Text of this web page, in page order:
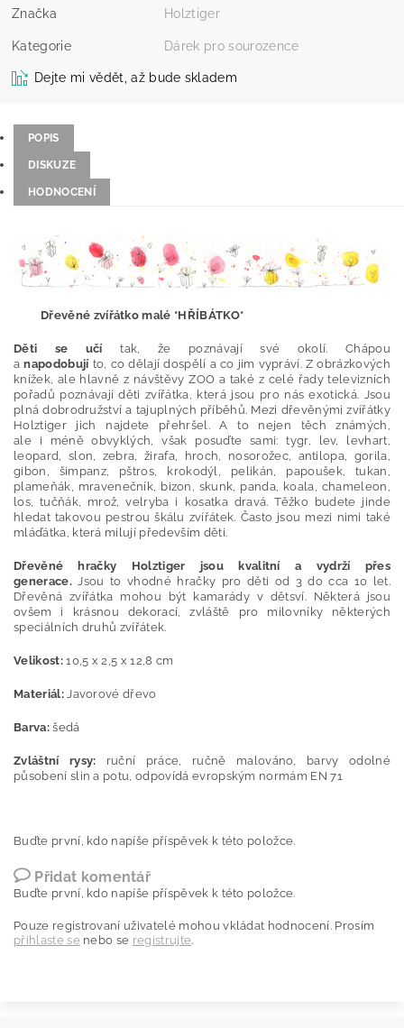
Značka Holztiger
Kategorie Dárek pro sourozence
Dejte mi vědět, až bude skladem
POPIS
DISKUZE
HODNOCENÍ
Dřevěné zvířátko malé *HŘÍBÁTKO*
Děti se učítak, že poznávají své okolí. Chápou
anapodobujíto, co dělají dospělí a co jim vypráví. Z obrázkových
knížek, ale hlavně z návštěvy ZOO a také z celé řady televizních
pořadů poznávají děti zvířátka, která jsou pro nás exotická. Jsou
plná dobrodružství a tajuplných příběhů. Mezi dřevěnými zvířátky
Holztiger jich najdete přehršel. A to nejen těch známých,
ale i méně obvyklých, však posuďte sami: tygr, lev, levhart,
leopard, slon, zebra, žirafa, hroch, nosorožec, antilopa, gorila,
gibon, šimpanz, pštros, krokodýl, pelikán, papoušek, tukan,
plameňák, mravenečník, bizon, skunk, panda, koala, chameleon,
los, tučňák, mrož, velryba i kosatka dravá. Těžko budete jinde
hledat takovou pestrou škálu zvířátek. Často jsou mezi nimi také
mláďátka, která milují především děti.
Dřevěné hračky Holztiger jsou kvalitní a vydrží přes
generace.Jsou to vhodné hračky pro děti od 3 do cca 10 let.
Dřevěná zvířátka mohou být kamarády v dětsví. Některá jsou
ovšem i krásnou dekorací, zvláště pro milovníky některých
speciálních druhů zvířátek.
Velikost:10,5 x 2,5 x 12,8 cm
Materiál:Javorové dřevo
Barva:šedá
Zvláštní rysy: ruční práce, ručně malováno, barvy odolné
působení slin a potu, odpovídá evropským normám EN 71
Buďte první, kdo napíše příspěvek k této položce.
Přidat komentář
Buďte první, kdo napíše příspěvek k této položce.
Pouze registrovaní uživatelé mohou vkládat hodnocení. Prosím
přihlaste se nebo se registrujte.